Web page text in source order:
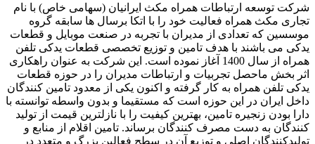
توسعه ارتباطات همراه مکث ایرانیان (سهامی خاص) با نام
مکث همراه فعالیت خود را با اتکا برسال ها سابقه گروه
که تعدادی از مدیران با تجربه در صنعت موبایل و قطعات
می باشند با هدف تامین و توزیع تخصصی قطعات یدکی تلفن
همراه از سال 1400 آغاز نموده است. این شرکت به عنوان راهکاری
بخش ماحصل تجربیات و ارتباطات مدیران را در حوزه قطعات
تلفن همراه به کار گرفته و اکنون یکی از معدود تامین کنندگان
ایران در این حوزه است که مستقیما و بدون واسطه توانسته با
بودن زنجیره تامین، بهترین کیفیت را با نازلترین قیمت از تولید
به دست مصرف کنندگان برساند. تامین اقلام از منابع و
اصلی و توزیع آن در سطح فعالین بزرگ و متعدد در